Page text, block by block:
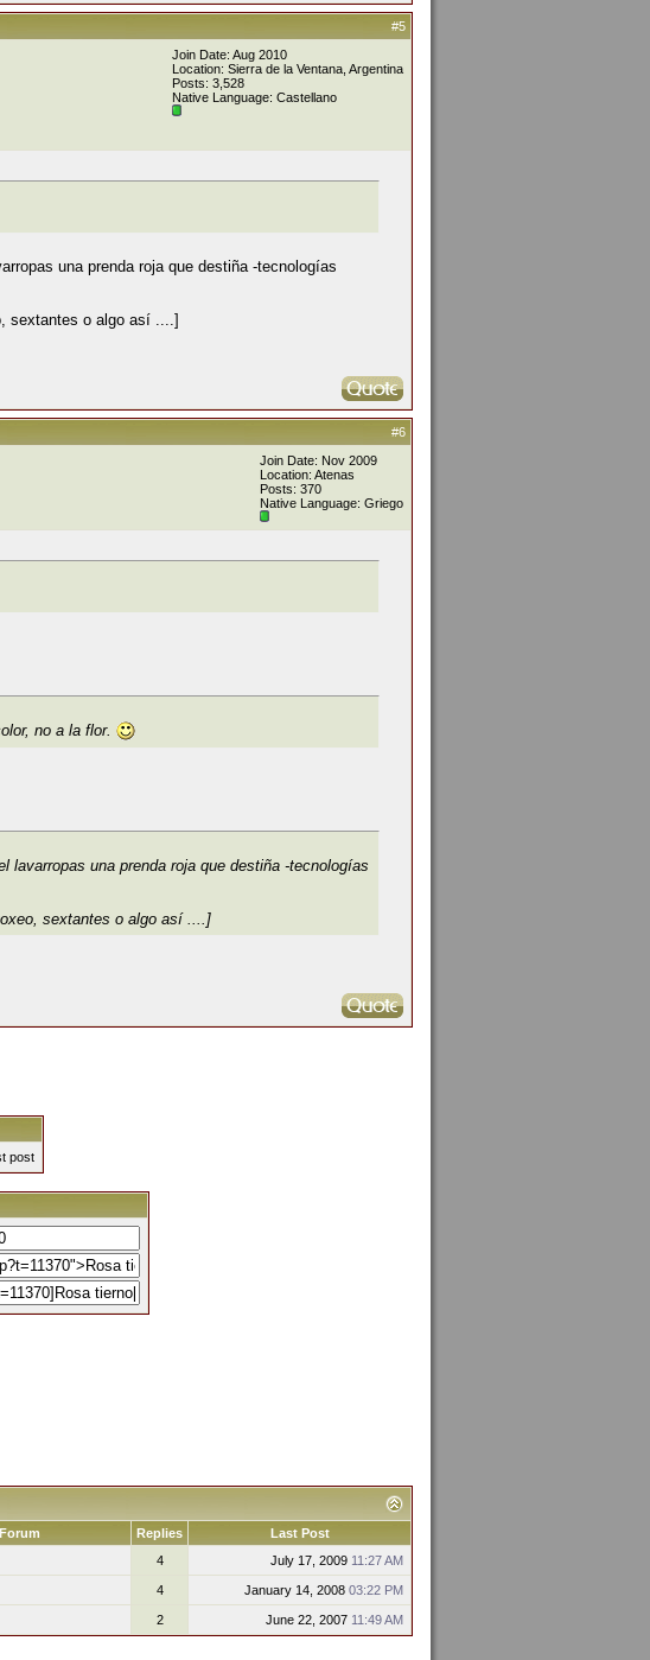
#5
Join Date: Aug 2010
Location: Sierra de la Ventana, Argentina
Posts: 3,528
Native Language: Castellano
una prenda roja que destiña -tecnologías
sextantes o algo así ....]
#6
Join Date: Nov 2009
Location: Atenas
Posts: 370
Native Language: Griego
no a la flor.
una prenda roja que destiña -tecnologías
sextantes o algo así ....]
post
Forum Replies
Last Post
4 July 17, 2009 11:27 AM
4 January 14, 2008 03:22 PM
2 June 22, 2007 11:49 AM